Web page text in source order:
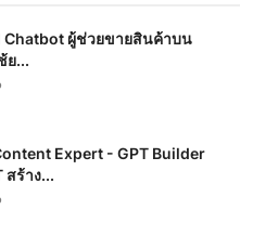
Chatbot ผู้ช่วยขายสินค้าบน
ย...
Expert - GPT Builder
สร้าง...